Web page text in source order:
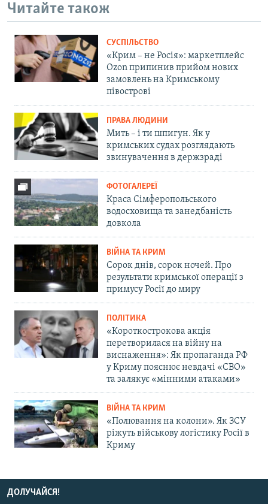
Читайте також
СУСПІЛЬСТВО
«Крим – не Росія»: маркетплейс
Ozon припинив прийом нових
замовлень на Кримському
півострові
ПРАВА ЛЮДИНИ
Мить – і ти шпигун. Як у
кримських судах розглядають
звинувачення в держзраді
ФОТОГАЛЕРЕЇ
Краса Сімферопольського
водосховища та занедбаність
довкола
ВІЙНА ТА КРИМ
Сорок днів, сорок ночей. Про
результати кримської операції з
примусу Росії до миру
ПОЛІТИКА
«Короткострокова акція
перетворилася на війну на
виснаження»: Як пропаганда РФ
у Криму пояснює невдачі «СВО»
та залякує «мінними атаками»
ВІЙНА ТА КРИМ
«Полювання на колони». Як ЗСУ
ріжуть військову логістику Росії в
Криму
ДОЛУЧАЙСЯ!